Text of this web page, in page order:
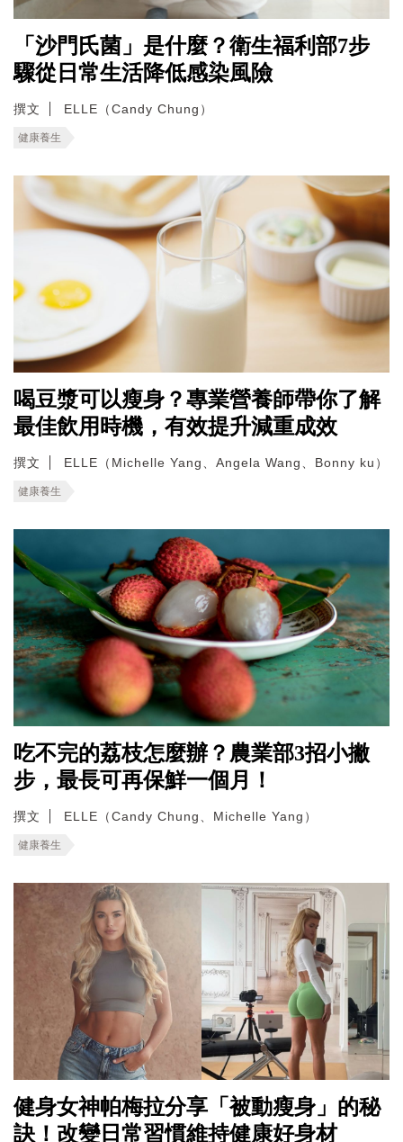
「沙門氏菌」是什麼？衛生福利部7步
驟從日常生活降低感染風險
撰文 ELLE（Candy Chung）
健康養生
喝豆漿可以瘦身？專業營養師帶你了解
最佳飲用時機，有效提升減重成效
撰文 ELLE（Michelle Yang、Angela Wang、Bonny ku）
健康養生
吃不完的荔枝怎麼辦？農業部3招小撇
步，最長可再保鮮一個月！
撰文 ELLE（Candy Chung、Michelle Yang）
健康養生
健身女神帕梅拉分享「被動瘦身」的秘
訣！改變日常習慣維持健康好身材